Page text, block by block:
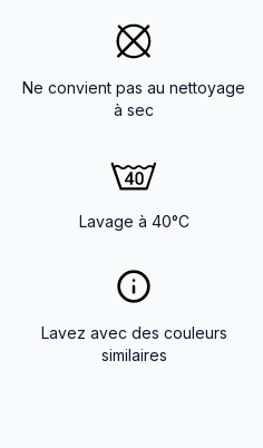
Ne convient pas au nettoyage
à sec
Lavage à 40°C
Lavez avec des couleurs
similaires